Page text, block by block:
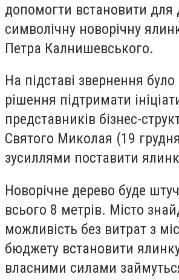
допомогти встановити для
символічну новорічну
Петра Калнишевського.
На підставі звернення
рішення підтримати
представників бізнес-
Святого Миколая (19
зусиллями поставити
Новорічне дерево буде
всього 8 метрів. Місто
можливість без витрат з
бюджету встановити
власними силами